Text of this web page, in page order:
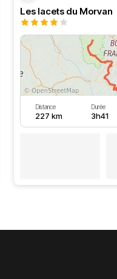
Les lacets du Morvan
Distance
227 km
Durée
3h41